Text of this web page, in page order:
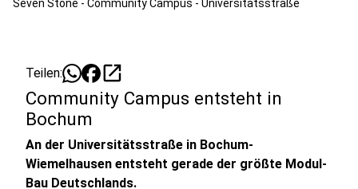
Seven Stone - Community Campus - Universitätsstraße
Teilen: open_in_new
Community Campus entsteht in
Bochum
An der Universitätsstraße in Bochum-
Wiemelhausen entsteht gerade der größte Modul-
Bau Deutschlands.